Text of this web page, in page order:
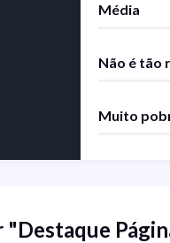
Média
Não é tão
Muito
"Destaque